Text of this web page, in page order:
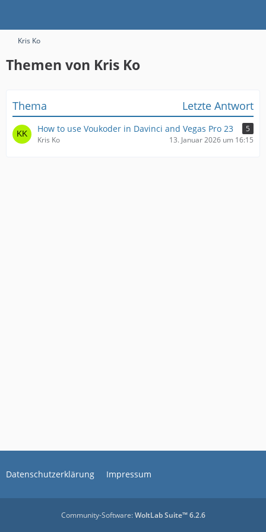
Kris Ko
Themen von Kris Ko
Thema Letzte Antwort
How to use Voukoder in Davinci and Vegas Pro 23
5
Kris Ko
13. Januar 2026 um 16:15
Datenschutzerklärung Impressum
Community-Software:WoltLab Suite™ 6.2.6